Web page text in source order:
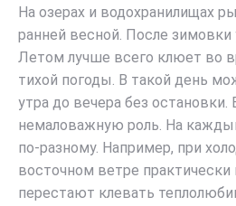
На озерах и водохранилищах
ранней весной. После зимовки
Летом лучше всего клюет во
тихой погоды. В такой день
утра до вечера без остановки.
немаловажную роль. На
по-разному. Например, при
восточном ветре
перестают клевать